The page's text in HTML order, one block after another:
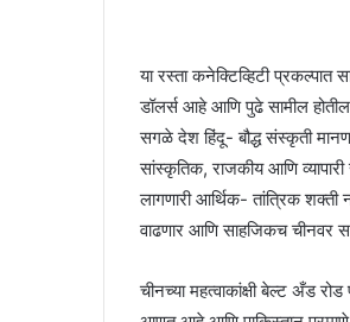
या रस्ता कनेक्टिव्हिटी
डॉलर्स आहे आणि पुढे सामील
सगळे देश हिंदू- बौद्ध संस्कृती
सांस्कृतिक, राजकीय आणि
लागणारी आर्थिक- तांत्रिक शक्ती
वाढणार आणि साहजिकच चीनवर
चीनच्या महत्वाकांक्षी बेल्ट अँड